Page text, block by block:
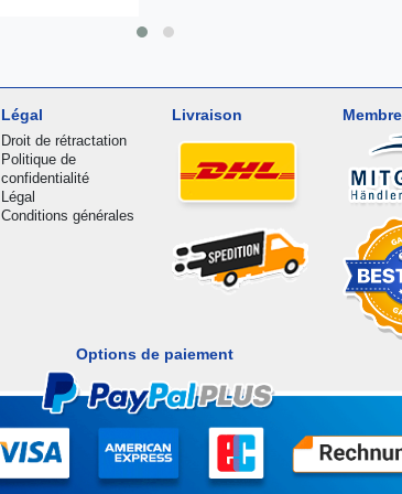
Légal
Droit de rétractation
Politique de
confidentialité
Légal
Conditions générales
Livraison
Options de paiement